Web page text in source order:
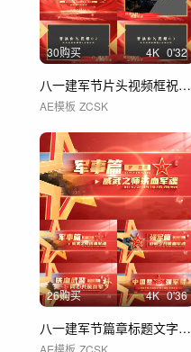
30购买 4K 0'32
八一建军节片头视频框祝福边框 01
AE模板 ZCSK
26购买 4K 0'36
八一建军节篇章标题文字片花 02
AE模板 ZCSK